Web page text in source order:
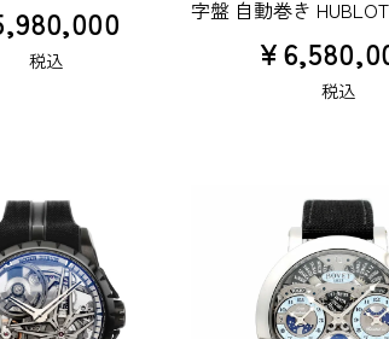
税込
字盤 自動巻き HUBLOT
¥
税込